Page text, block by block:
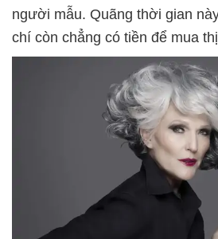
người mẫu. Quãng thời gian
chí còn chẳng có tiền để mua